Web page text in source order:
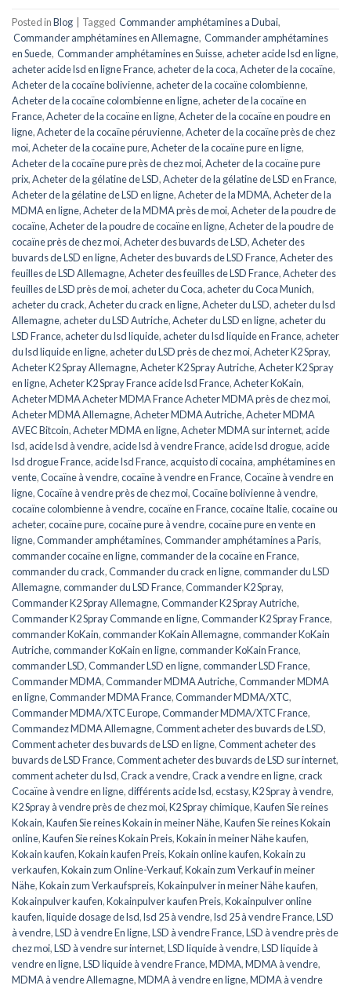
Posted inBlog Tagged Commander amphétamines a Dubai,
Commander amphétamines en Allemagne, Commander amphétamines
en Suede, Commander amphétamines en Suisse, acheter acide lsd en ligne,
acheter acide lsd en ligne France, acheter de la coca,Acheter de la cocaïne,
Acheter de la cocaïne bolivienne, acheter de la cocaïne colombienne,
Acheter de la cocaïne colombienne en ligne, acheter de la cocaïne en
France,Acheter de la cocaïne en ligne,Acheter de la cocaïne en poudre en
ligne,Acheter de la cocaïne péruvienne,Acheter de la cocaïne près de chez
moi,Acheter de la cocaïne pure,Acheter de la cocaïne pure en ligne,
Acheter de la cocaïne pure près de chez moi,Acheter de la cocaïne pure
prix,Acheter de la gélatine de LSD,Acheter de la gélatine de LSD en France,
Acheter de la gélatine de LSD en ligne,Acheter de la MDMA,Acheter de la
MDMA en ligne,Acheter de la MDMA près de moi,Acheter de la poudre de
cocaïne,Acheter de la poudre de cocaïne en ligne,Acheter de la poudre de
cocaïne près de chez moi,Acheter des buvards de LSD,Acheter des
buvards de LSD en ligne,Acheter des buvards de LSD France,Acheter des
feuilles de LSD Allemagne,Acheter des feuilles de LSD France,Acheter des
feuilles de LSD près de moi, acheter du Coca, acheter du Coca Munich,
acheter du crack,Acheter du crack en ligne,Acheter du LSD, acheter du lsd
Allemagne, acheter du LSD Autriche,Acheter du LSD en ligne, acheter du
LSD France, acheter du lsd liquide, acheter du lsd liquide en France, acheter
du lsd liquide en ligne, acheter du LSD près de chez moi,Acheter K2 Spray,
Acheter K2 Spray Allemagne,Acheter K2 Spray Autriche,Acheter K2 Spray
en ligne,Acheter K2 Spray France acide lsd France,Acheter KoKain,
Acheter MDMA Acheter MDMA France Acheter MDMA près de chez moi,
Acheter MDMA Allemagne,Acheter MDMA Autriche,Acheter MDMA
AVEC Bitcoin,Acheter MDMA en ligne,Acheter MDMA sur internet, acide
lsd, acide lsd à vendre, acide lsd à vendre France, acide lsd drogue, acide
lsd drogue France, acide lsd France, acquisto di cocaina, amphétamines en
vente,Cocaïne à vendre,cocaïne à vendre en France,Cocaïne à vendre en
ligne,Cocaïne à vendre près de chez moi,Cocaïne bolivienne à vendre,
cocaïne colombienne à vendre,cocaïne en France,cocaïne Italie,cocaïne ou
acheter,cocaïne pure,cocaïne pure à vendre,cocaïne pure en vente en
ligne,Commander amphétamines,Commander amphétamines a Paris,
commander cocaïne en ligne,commander de la cocaïne en France,
commander du crack,Commander du crack en ligne,commander du LSD
Allemagne,commander du LSD France,Commander K2 Spray,
Commander K2 Spray Allemagne,Commander K2 Spray Autriche,
Commander K2 Spray Commande en ligne,Commander K2 Spray France,
commander KoKain,commander KoKain Allemagne,commander KoKain
Autriche,commander KoKain en ligne,commander KoKain France,
commander LSD,Commander LSD en ligne,commander LSD France,
Commander MDMA,Commander MDMA Autriche,Commander MDMA
en ligne,Commander MDMA France,Commander MDMA/XTC,
Commander MDMA/XTC Europe,Commander MDMA/XTC France,
Commandez MDMA Allemagne,Comment acheter des buvards de LSD,
Comment acheter des buvards de LSD en ligne,Comment acheter des
buvards de LSD France,Comment acheter des buvards de LSD sur internet,
comment acheter du lsd,Crack a vendre,Crack a vendre en ligne,crack
Cocaïne à vendre en ligne,différents acide lsd,ecstasy,K2 Spray à vendre,
K2 Spray à vendre près de chez moi,K2 Spray chimique,Kaufen Sie reines
Kokain,Kaufen Sie reines Kokain in meiner Nähe,Kaufen Sie reines Kokain
online,Kaufen Sie reines Kokain Preis,Kokain in meiner Nähe kaufen,
Kokain kaufen,Kokain kaufen Preis,Kokain online kaufen,Kokain zu
verkaufen,Kokain zum Online-Verkauf,Kokain zum Verkauf in meiner
Nähe,Kokain zum Verkaufspreis,Kokainpulver in meiner Nähe kaufen,
Kokainpulver kaufen,Kokainpulver kaufen Preis,Kokainpulver online
kaufen,liquide dosage de lsd,lsd 25 à vendre,lsd 25 à vendre France,LSD
à vendre,LSD à vendre En ligne,LSD à vendre France,LSD à vendre près de
chez moi,LSD à vendre sur internet,LSD liquide à vendre,LSD liquide à
vendre en ligne,LSD liquide à vendre France,MDMA,MDMA à vendre,
MDMA à vendre Allemagne,MDMA à vendre en ligne,MDMA à vendre